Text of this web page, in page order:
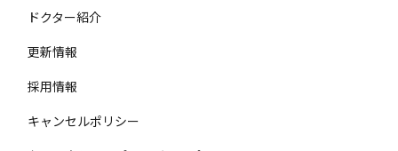
ドクター紹介
更新情報
採用情報
キャンセルポリシー